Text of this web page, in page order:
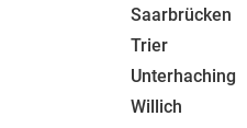
Saarbrücken
Trier
Unterhaching
Willich